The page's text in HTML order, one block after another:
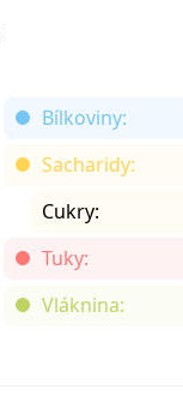
Bílkoviny:
Sacharidy:
Cukry:
Tuky:
Vláknina: